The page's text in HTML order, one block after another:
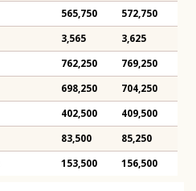
565,750 572,750
3,565 3,625
762,250 769,250
698,250 704,250
402,500 409,500
83,500 85,250
153,500 156,500